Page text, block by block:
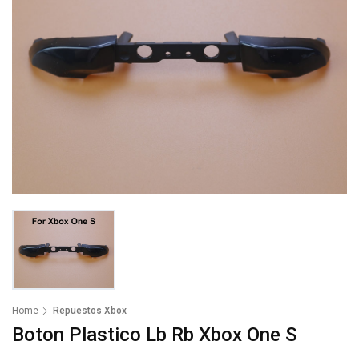
Home Repuestos Xbox
Boton Plastico Lb Rb Xbox One S